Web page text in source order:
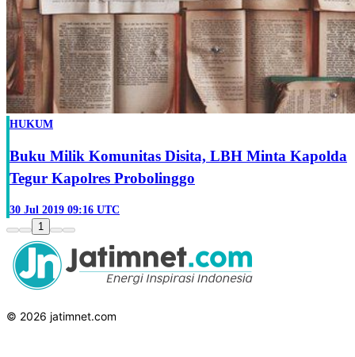
HUKUM
Buku Milik Komunitas Disita, LBH Minta Kapolda
Tegur Kapolres Probolinggo
30 Jul 2019 09:16 UTC
1
© 2026 jatimnet.com